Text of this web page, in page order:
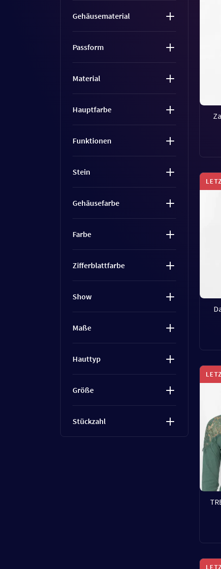
Gehäusematerial
Passform
Material
Hauptfarbe
Funktionen
Stein
Gehäusefarbe
Farbe
Zifferblattfarbe
Show
Maße
Hauttyp
Größe
Stückzahl